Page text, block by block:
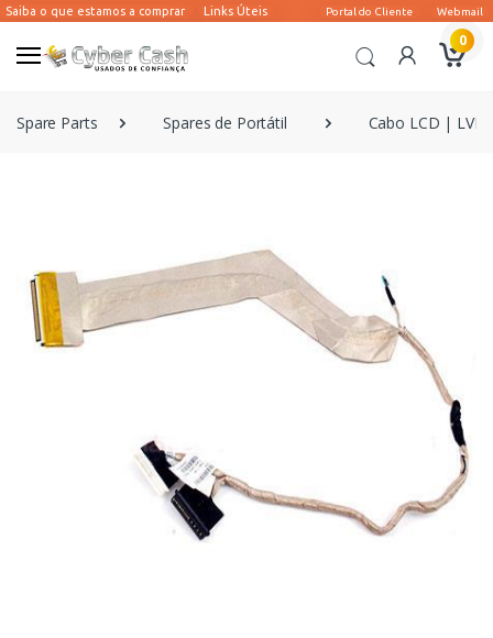
0
Spare Parts Spares de Portátil Cabo LCD |